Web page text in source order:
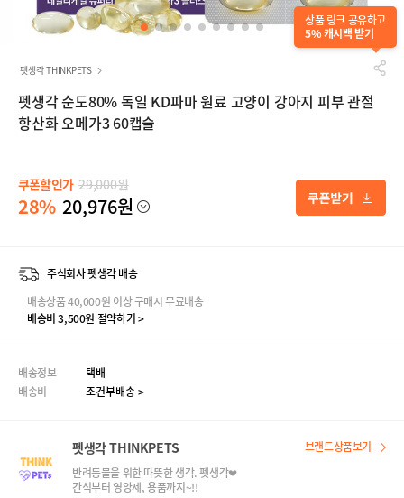
상품 링크 공유하고
5% 캐시백 받기
펫생각 THINKPETS
펫생각 순도80% 독일 KD파마 원료 고양이 강아지 피부 관절
항산화 오메가3 60캡슐
쿠폰할인가 29,000원
28% 20,976원
주식회사 펫생각 배송
배송상품 40,000원 이상 구매시 무료배송
배송비 3,500원 절약하기 >
배송정보
택배
배송비
조건부배송 >
펫생각 THINKPETS
반려동물을 위한 따뜻한 생각. 펫생각❤
간식부터 영양제, 용품까지~!!
브랜드상품보기